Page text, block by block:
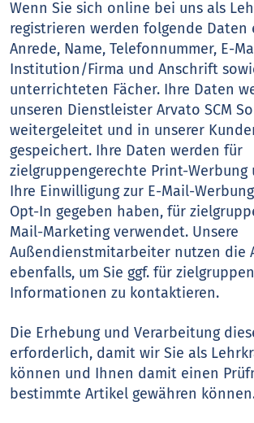
Wenn Sie sich online bei uns als
registrieren werden folgende Daten
Anrede, Name, Telefonnummer, E-
Institution/Firma und Anschrift
unterrichteten Fächer. Ihre Daten
unseren Dienstleister Arvato SCM
weitergeleitet und in unserer
gespeichert. Ihre Daten werden für
zielgruppengerechte Print-Werbung
Ihre Einwilligung zur E-Mail-
Opt-In gegeben haben, für
Mail-Marketing verwendet. Unsere
Außendienstmitarbeiter nutzen die
ebenfalls, um Sie ggf. für
Informationen zu kontaktieren.
Die Erhebung und Verarbeitung
erforderlich, damit wir Sie als
können und Ihnen damit einen
bestimmte Artikel gewähren